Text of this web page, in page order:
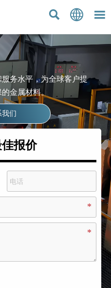
  
务水平，为全球客户提
金属材料。
我们
报价